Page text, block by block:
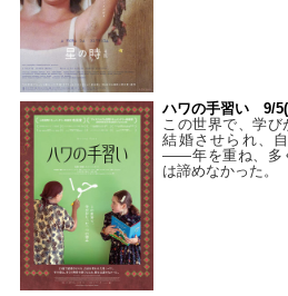
ハワの手習い 9/5(
この世界で、学び
結婚させられ、
——年を重ね、多
は諦めなかった。